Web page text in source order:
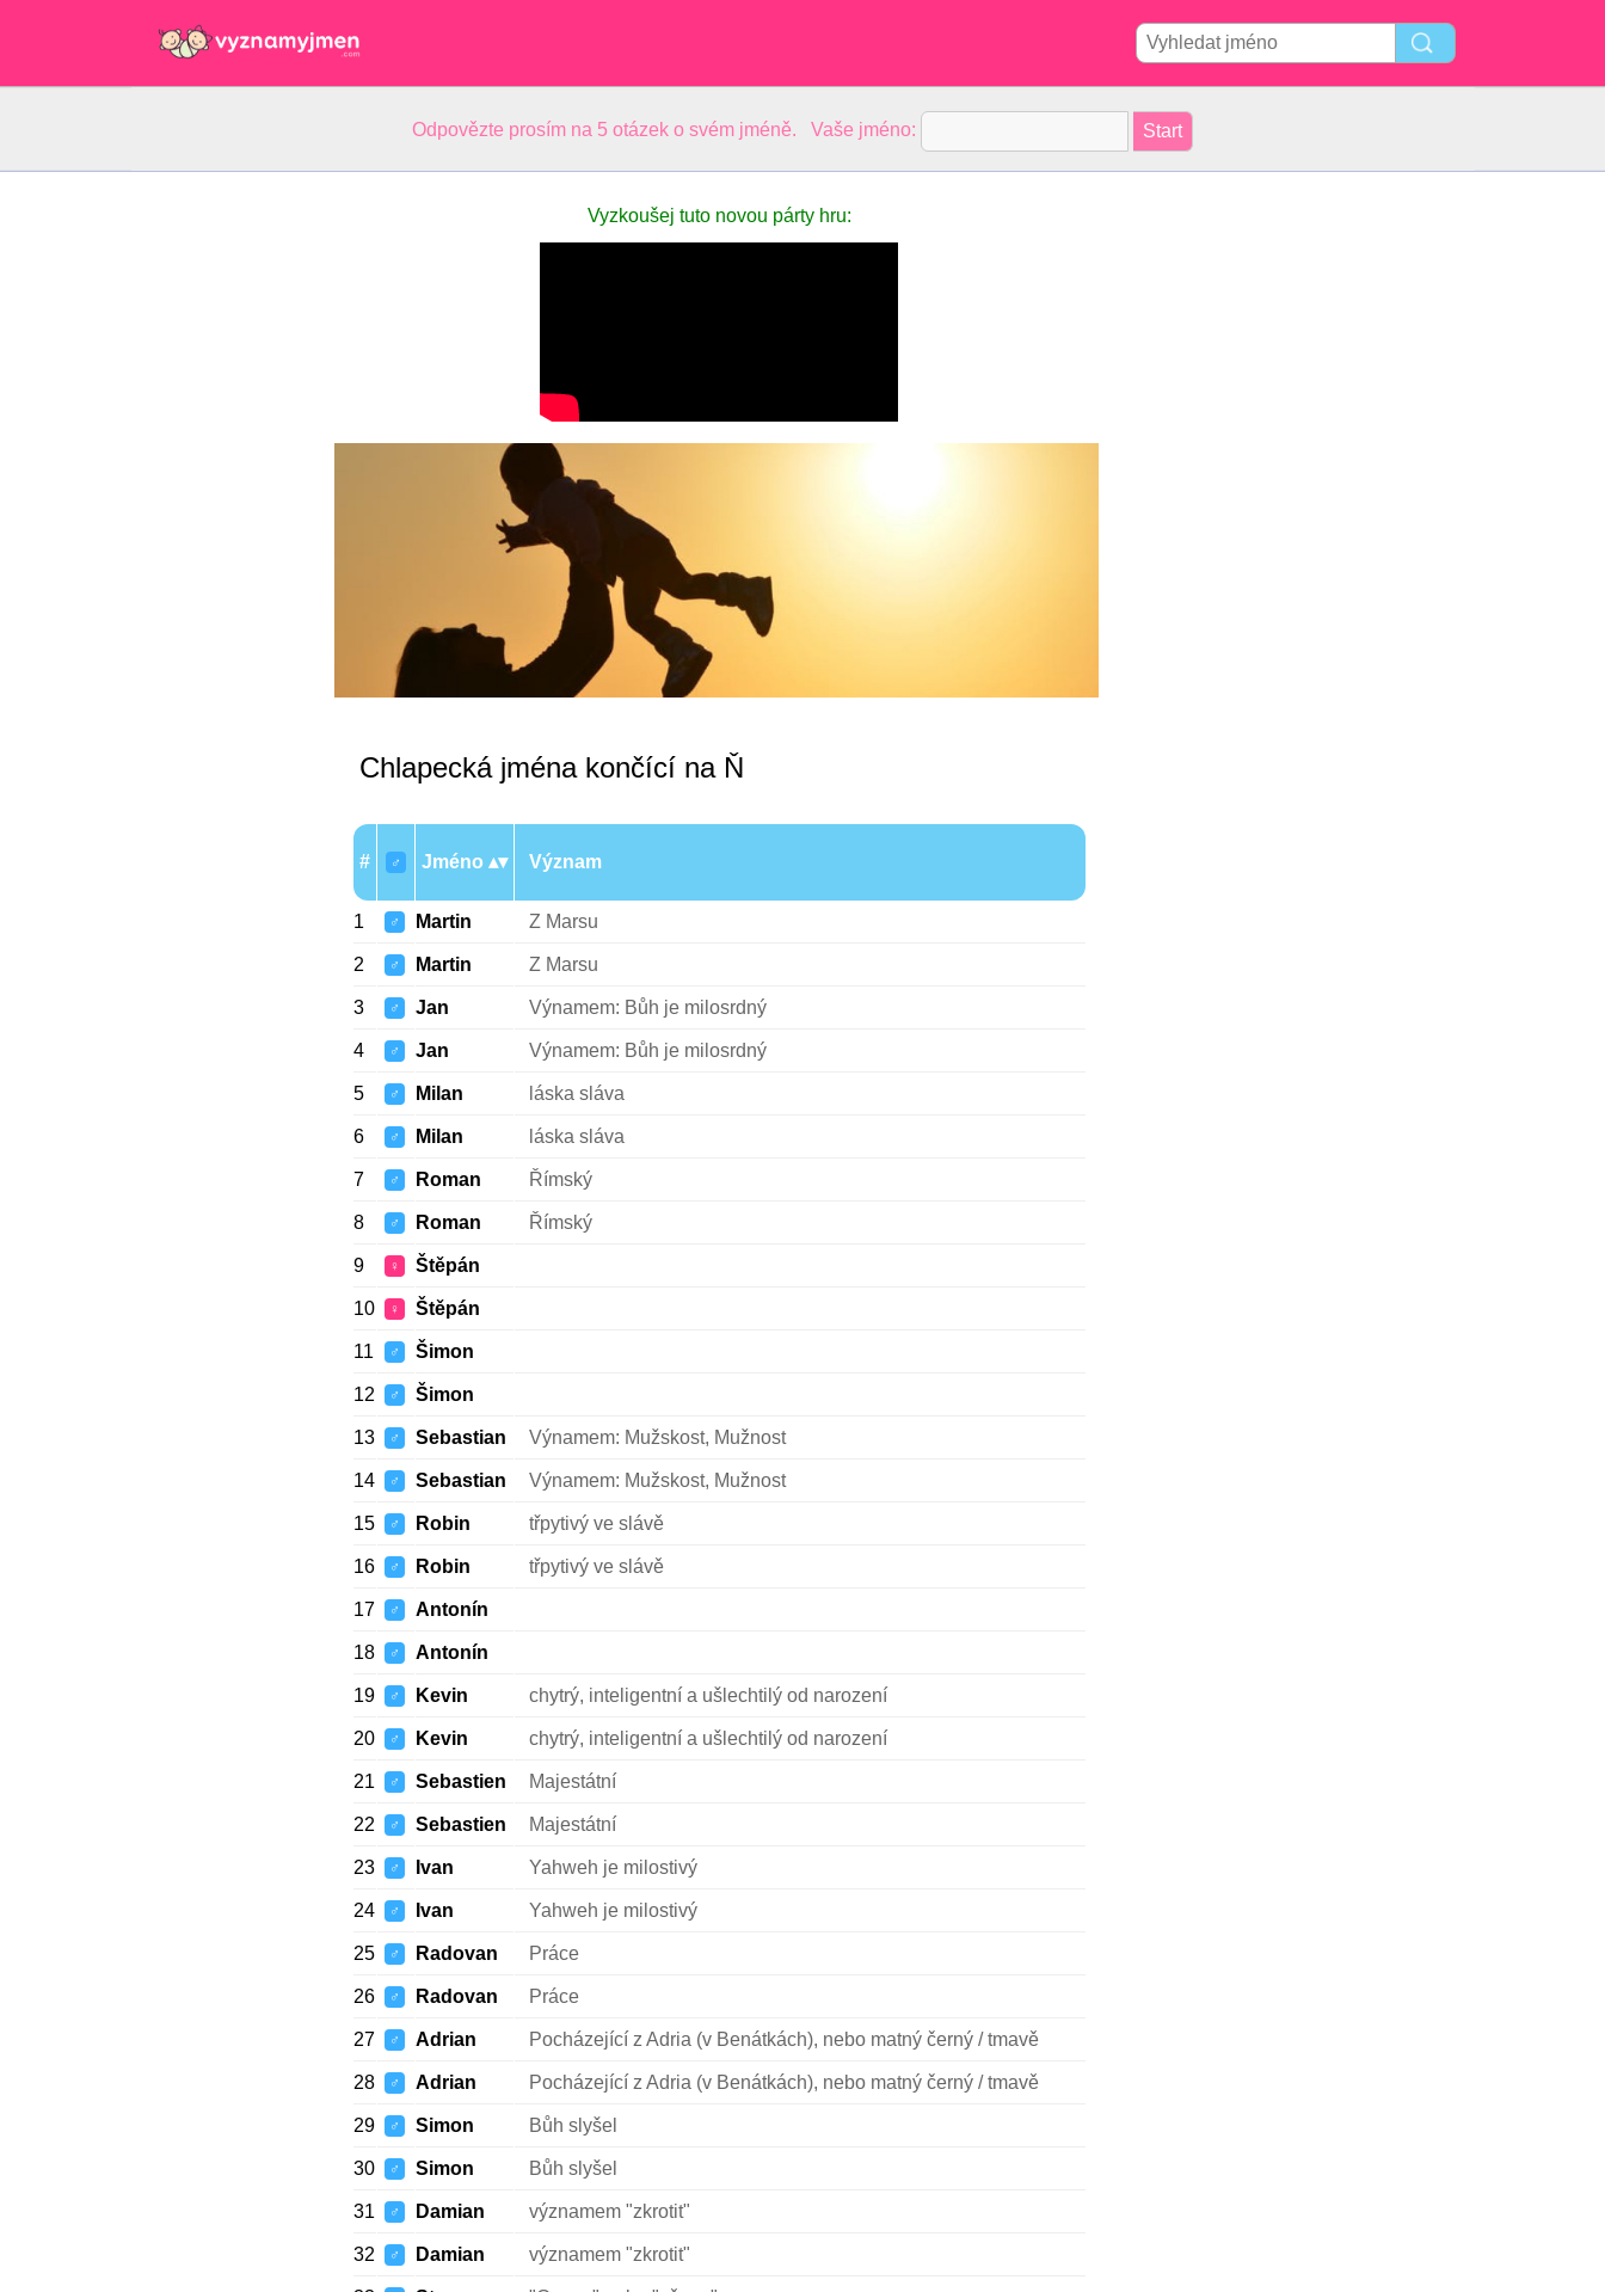
Odpovězte prosím na 5 otázek o svém jméně. Vaše jméno:
Vyzkoušej tuto novou párty hru:
Chlapecká jména končící na Ň
# ♂ Jméno Význam
1 ♂ Martin Z Marsu
2 ♂ Martin Z Marsu
3 ♂ Jan Výnamem: Bůh je milosrdný
4 ♂ Jan Výnamem: Bůh je milosrdný
5 ♂ Milan láska sláva
6 ♂ Milan láska sláva
7 ♂ Roman Římský
8 ♂ Roman Římský
9 ♀ Štěpán
10 ♀ Štěpán
11 ♂ Šimon
12 ♂ Šimon
13 ♂ Sebastian Výnamem: Mužskost, Mužnost
14 ♂ Sebastian Výnamem: Mužskost, Mužnost
15 ♂ Robin třpytivý ve slávě
16 ♂ Robin třpytivý ve slávě
17 ♂ Antonín
18 ♂ Antonín
19 ♂ Kevin chytrý, inteligentní a ušlechtilý od narození
20 ♂ Kevin chytrý, inteligentní a ušlechtilý od narození
21 ♂ Sebastien Majestátní
22 ♂ Sebastien Majestátní
23 ♂ Ivan Yahweh je milostivý
24 ♂ Ivan Yahweh je milostivý
25 ♂ Radovan Práce
26 ♂ Radovan Práce
27 ♂ Adrian Pocházející z Adria (v Benátkách), nebo matný černý / tmavě
28 ♂ Adrian Pocházející z Adria (v Benátkách), nebo matný černý / tmavě
29 ♂ Simon Bůh slyšel
30 ♂ Simon Bůh slyšel
31 ♂ Damian významem "zkrotit"
32 ♂ Damian významem "zkrotit"